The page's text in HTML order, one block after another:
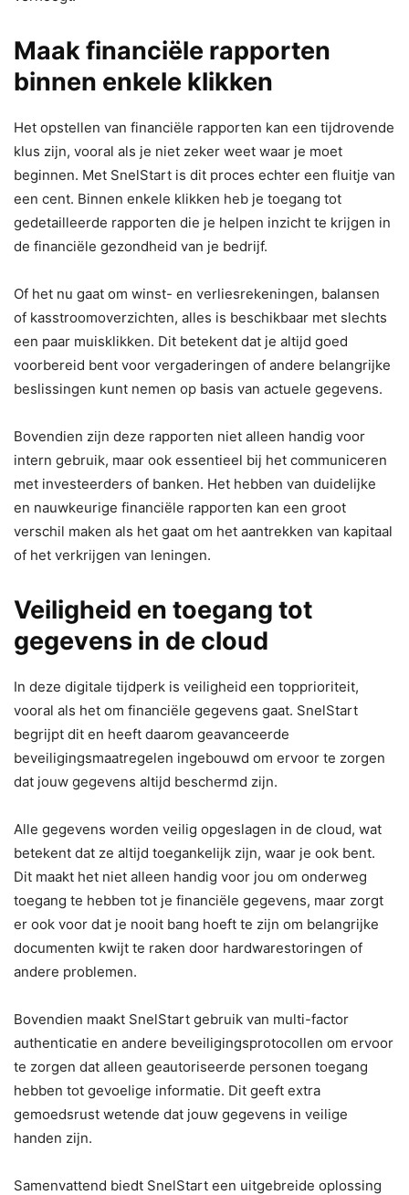
Maak financiële rapporten
binnen enkele klikken
Het opstellen van financiële rapporten kan een tijdrovende
klus zijn, vooral als je niet zeker weet waar je moet
beginnen. Met SnelStart is dit proces echter een fluitje van
een cent. Binnen enkele klikken heb je toegang tot
gedetailleerde rapporten die je helpen inzicht te krijgen in
de financiële gezondheid van je bedrijf.
Of het nu gaat om winst- en verliesrekeningen, balansen
of kasstroomoverzichten, alles is beschikbaar met slechts
een paar muisklikken. Dit betekent dat je altijd goed
voorbereid bent voor vergaderingen of andere belangrijke
beslissingen kunt nemen op basis van actuele gegevens.
Bovendien zijn deze rapporten niet alleen handig voor
intern gebruik, maar ook essentieel bij het communiceren
met investeerders of banken. Het hebben van duidelijke
en nauwkeurige financiële rapporten kan een groot
verschil maken als het gaat om het aantrekken van kapitaal
of het verkrijgen van leningen.
Veiligheid en toegang tot
gegevens in de cloud
In deze digitale tijdperk is veiligheid een topprioriteit,
vooral als het om financiële gegevens gaat. SnelStart
begrijpt dit en heeft daarom geavanceerde
beveiligingsmaatregelen ingebouwd om ervoor te zorgen
dat jouw gegevens altijd beschermd zijn.
Alle gegevens worden veilig opgeslagen in de cloud, wat
betekent dat ze altijd toegankelijk zijn, waar je ook bent.
Dit maakt het niet alleen handig voor jou om onderweg
toegang te hebben tot je financiële gegevens, maar zorgt
er ook voor dat je nooit bang hoeft te zijn om belangrijke
documenten kwijt te raken door hardwarestoringen of
andere problemen.
Bovendien maakt SnelStart gebruik van multi-factor
authenticatie en andere beveiligingsprotocollen om ervoor
te zorgen dat alleen geautoriseerde personen toegang
hebben tot gevoelige informatie. Dit geeft extra
gemoedsrust wetende dat jouw gegevens in veilige
handen zijn.
Samenvattend biedt SnelStart een uitgebreide oplossing